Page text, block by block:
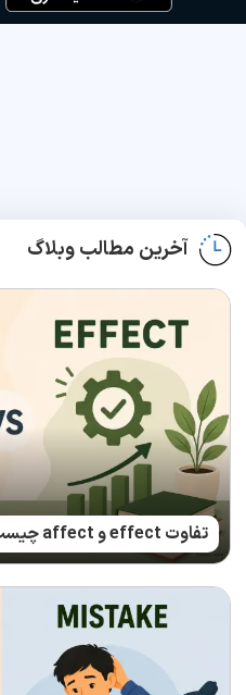
آخرین مطالب وبلاگ
تفاوت effect و affect چیست؟